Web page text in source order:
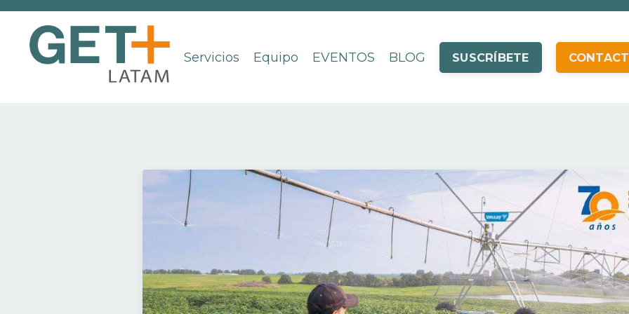
Servicios Equipo EVENTOS BLOG SUSCRÍBETE